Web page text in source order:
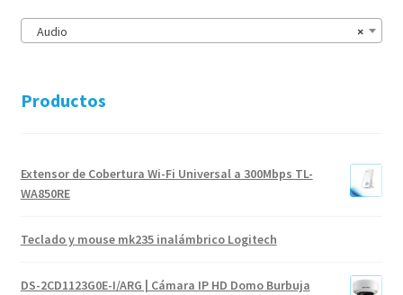
×
Audio
Productos
Extensor de Cobertura Wi-Fi Universal a 300Mbps TL-
WA850RE
Teclado y mouse mk235 inalámbrico Logitech
DS-2CD1123G0E-I/ARG | Cámara IP HD Domo Burbuja